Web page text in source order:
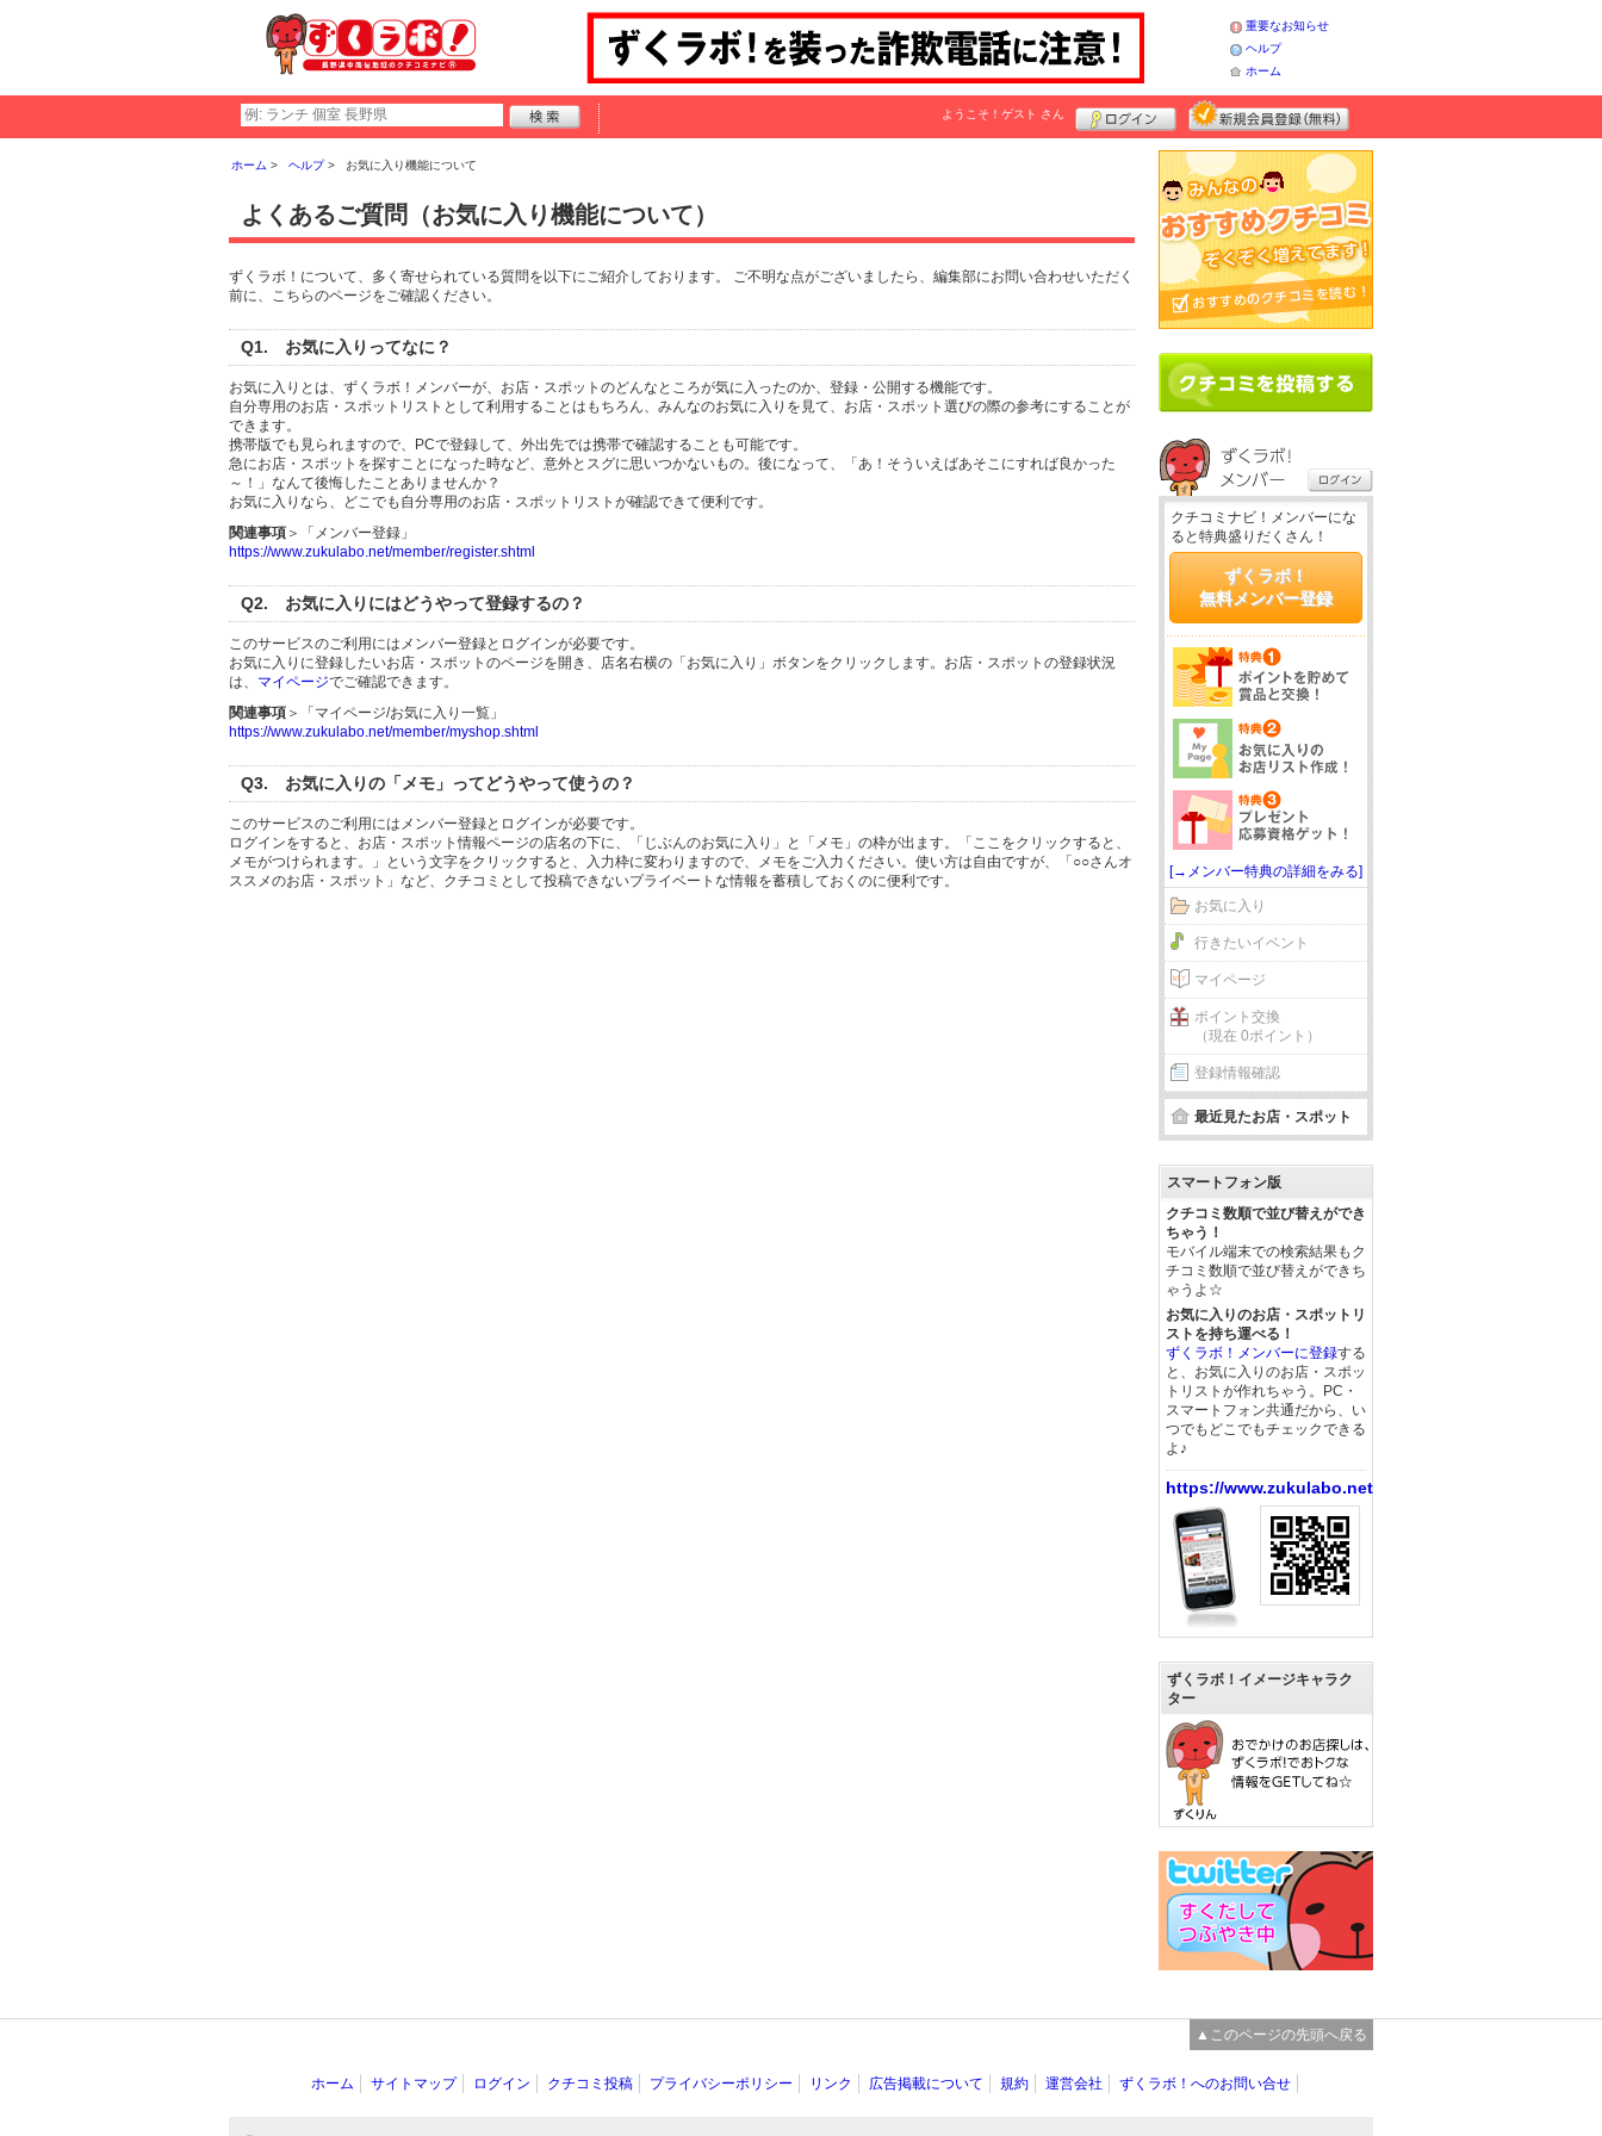
重要なお知らせ
ヘルプ
ホーム
ようこそ！ ゲスト さん
ホーム ヘルプ お気に入り機能について
よくあるご質問（お気に入り機能について）
ずくラボ！について、多く寄せられている質問を以下にご紹介しております。 ご不明な点がございましたら、編集部にお問い合わせいただく
前に、こちらのページをご確認ください。
Q1. お気に入りってなに？
お気に入りとは、ずくラボ！メンバーが、お店・スポットのどんなところが気に入ったのか、登録・公開する機能です。
自分専用のお店・スポットリストとして利用することはもちろん、みんなのお気に入りを見て、お店・スポット選びの際の参考にすることが
できます。
携帯版でも見られますので、PCで登録して、外出先では携帯で確認することも可能です。
急にお店・スポットを探すことになった時など、意外とスグに思いつかないもの。後になって、「あ！そういえばあそこにすれば良かった
～！」なんて後悔したことありませんか？
お気に入りなら、どこでも自分専用のお店・スポットリストが確認できて便利です。
関連事項 ＞「メンバー登録」
https://www.zukulabo.net/member/register.shtml
Q2. お気に入りにはどうやって登録するの？
このサービスのご利用にはメンバー登録とログインが必要です。
お気に入りに登録したいお店・スポットのページを開き、店名右横の「お気に入り」ボタンをクリックします。お店・スポットの登録状況
は、 マイページでご確認できます。
関連事項 ＞「マイページ/お気に入り一覧」
https://www.zukulabo.net/member/myshop.shtml
Q3. お気に入りの「メモ」ってどうやって使うの？
このサービスのご利用にはメンバー登録とログインが必要です。
ログインをすると、お店・スポット情報ページの店名の下に、「じぶんのお気に入り」と「メモ」の枠が出ます。「ここをクリックすると、
メモがつけられます。」という文字をクリックすると、入力枠に変わりますので、メモをご入力ください。使い方は自由ですが、「○○さんオ
ススメのお店・スポット」など、クチコミとして投稿できないプライベートな情報を蓄積しておくのに便利です。
クチコミナビ！メンバーにな
ると特典盛りだくさん！
ずくラボ！
無料メンバー登録
[→メンバー特典の詳細をみる]
お気に入り
行きたいイベント
マイページ
ポイント交換
（現在 0ポイント）
登録情報確認
最近見たお店・スポット
スマートフォン版
クチコミ数順で並び替えができ
ちゃう！
モバイル端末での検索結果もク
チコミ数順で並び替えができち
ゃうよ☆
お気に入りのお店・スポットリ
ストを持ち運べる！
ずくラボ！メンバーに登録する
と、お気に入りのお店・スポッ
トリストが作れちゃう。PC・
スマートフォン共通だから、い
つでもどこでもチェックできる
よ♪
https://www.zukulabo.net/
ずくラボ！イメージキャラク
ター
▲このページの先頭へ戻る
ホーム サイトマップ ログイン クチコミ投稿 プライバシーポリシー リンク 広告掲載について 規約 運営会社 ずくラボ！へのお問い合せ